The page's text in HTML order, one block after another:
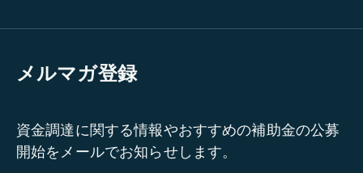
メルマガ登録
資金調達に関する情報やおすすめの補助金の公募
開始をメールでお知らせします。